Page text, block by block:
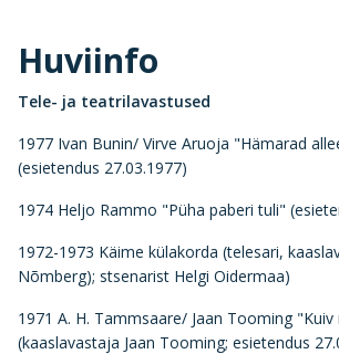
Huviinfo
Tele- ja teatrilavastused
1977 Ivan Bunin/ Virve Aruoja "Hämarad
(esietendus 27.03.1977)
1974 Heljo Rammo "Püha paberi tuli"
1972-1973 Käime külakorda (telesari,
Nõmberg); stsenarist Helgi Oidermaa)
1971 A. H. Tammsaare/ Jaan Tooming "Kuiv
(kaaslavastaja Jaan Tooming; esietendus